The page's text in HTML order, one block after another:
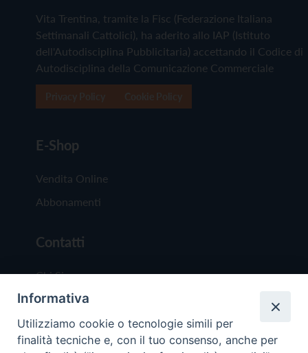
Vita Trentina, tramite la Fisc (Federazione Italiana
Settimanali Cattolici), ha aderito allo IAP (Istituto
dell'Autodisciplina Pubblicitaria) accettando il Codice di
Autodisciplina della Comunicazione Commerciale
E-Shop
Vendita Online
Abbonamenti
Contatti
Chi Siamo
Redazione
Scrivici
Informativa
Utilizziamo cookie o tecnologie simili per
finalità tecniche e, con il tuo consenso, anche per